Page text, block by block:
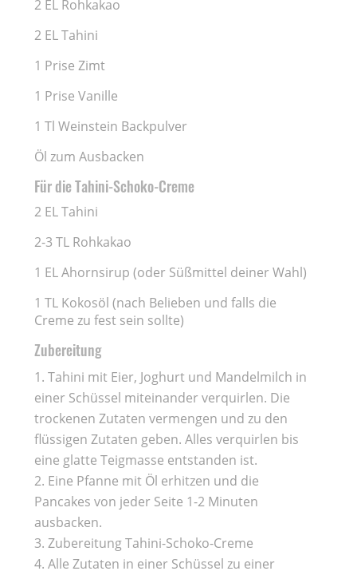
2 EL Rohkakao
2 EL Tahini
1 Prise Zimt
1 Prise Vanille
1 Tl Weinstein Backpulver
Öl zum Ausbacken
Für die Tahini-Schoko-Creme
2 EL Tahini
2-3 TL Rohkakao
1 EL Ahornsirup (oder Süßmittel deiner Wahl)
1 TL Kokosöl (nach Belieben und falls die
Creme zu fest sein sollte)
Zubereitung
Tahini mit Eier, Joghurt und Mandelmilch in
einer Schüssel miteinander verquirlen. Die
trockenen Zutaten vermengen und zu den
flüssigen Zutaten geben. Alles verquirlen bis
eine glatte Teigmasse entstanden ist.
Eine Pfanne mit Öl erhitzen und die
Pancakes von jeder Seite 1-2 Minuten
ausbacken.
Zubereitung Tahini-Schoko-Creme
Alle Zutaten in einer Schüssel zu einer